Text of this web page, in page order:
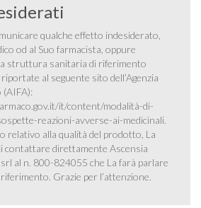
qualche effetto indesiderato,
od al Suo farmacista, oppure
struttura sanitaria di riferimento
al seguente sito dell’Agenzia
(AIFA):
it/content/modalità-di-
reazioni-avverse-ai-medicinali.
relativo alla qualità del prodotto, La
contattare direttamente Ascensia
al n. 800-824055 che La farà parlare
Grazie per l’attenzione.